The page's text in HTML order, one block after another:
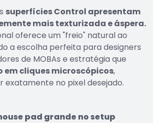
superfícies Control apresentam
mais texturizada e áspera.
oferece um "freio" natural ao
a escolha perfeita para designers
de MOBAs e estratégia que
em cliques microscópicos,
exatamente no pixel desejado.
pad grande no setup